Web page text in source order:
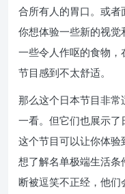
合所有人的胃口。或
你想体验一些新的视
一些令人作呕的食物
节目感到不太舒适。
那么这个日本节目非
一看。但它们也展示了
这个节目可以让你体
想了解名单极端生活
断被逗笑不正经，他